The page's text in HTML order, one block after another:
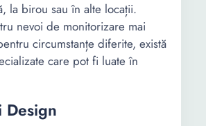
la birou sau în alte locații.
nevoi de monitorizare mai
circumstanțe diferite, există
care pot fi luate în
Design